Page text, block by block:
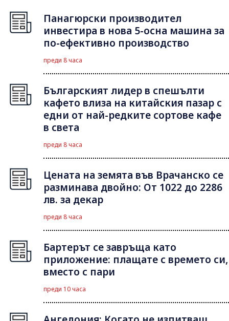
Панагюрски производител
инвестира в нова 5-осна машина за
по-ефективно производство
преди 8 часа
Българският лидер в спешълти
кафето влиза на китайския пазар с
едни от най-редките сортове кафе
в света
преди 8 часа
Цената на земята във Врачанско се
разминава двойно: От 1022 до 2286
лв. за декар
преди 8 часа
Бартерът се завръща като
приложение: плащате с времето си,
вместо с пари
преди 10 часа